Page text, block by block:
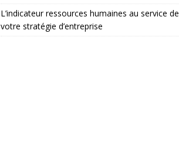
L’indicateur ressources humaines au service de
votre stratégie d’entreprise